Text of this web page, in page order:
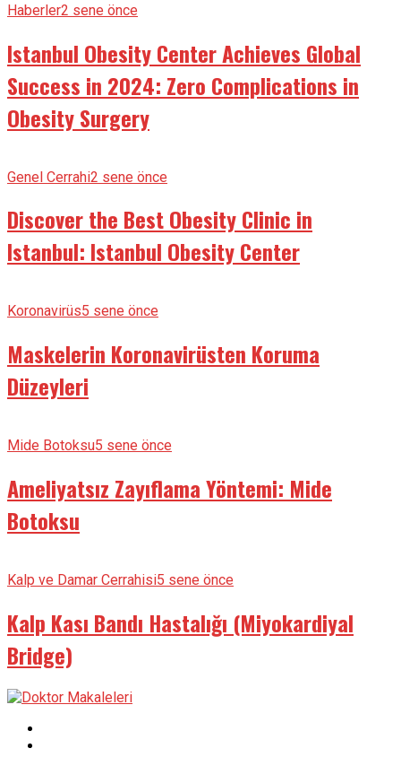
Haberler2 sene önce
Istanbul Obesity Center Achieves Global
Success in 2024: Zero Complications in
Obesity Surgery
Genel Cerrahi2 sene önce
Discover the Best Obesity Clinic in
Istanbul: Istanbul Obesity Center
Koronavirüs5 sene önce
Maskelerin Koronavirüsten Koruma
Düzeyleri
Mide Botoksu5 sene önce
Ameliyatsız Zayıflama Yöntemi: Mide
Botoksu
Kalp ve Damar Cerrahisi5 sene önce
Kalp Kası Bandı Hastalığı (Miyokardiyal
Bridge)